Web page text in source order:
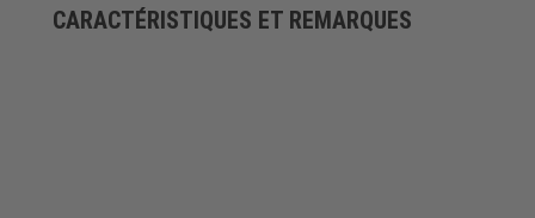
CARACTÉRISTIQUES ET REMARQUES